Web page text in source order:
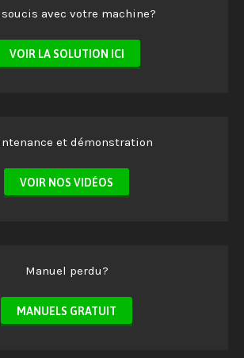
soucis avec votre machine?
VOIR LA SOLUTION ICI
et démonstration
VOIR NOS VIDÉOS
Manuel perdu?
MANUELS GRATUIT